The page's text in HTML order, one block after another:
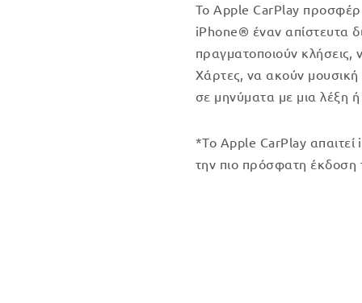
Το Apple CarPlay
iPhone® έναν απίστευτα
πραγματοποιούν κλήσεις,
Χάρτες, να ακούν
σε μηνύματα με μια λέξη
*Το Apple CarPlay
την πιο πρόσφατη έκδοση